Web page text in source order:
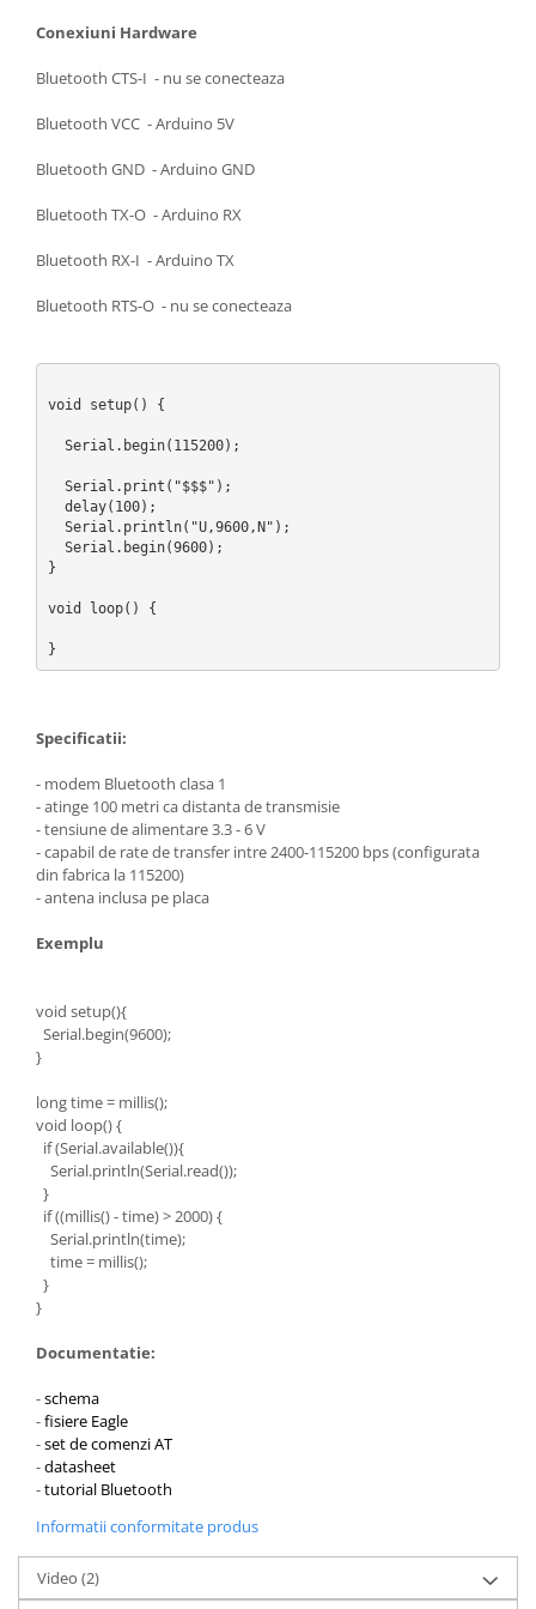
Conexiuni Hardware
Bluetooth CTS-I - nu se conecteaza
Bluetooth VCC - Arduino 5V
Bluetooth GND - Arduino GND
Bluetooth TX-O - Arduino RX
Bluetooth RX-I - Arduino TX
Bluetooth RTS-O - nu se conecteaza
void setup() {
  Serial.begin(115200);
  Serial.print("$$$");
  delay(100);
  Serial.println("U,9600,N");
  Serial.begin(9600);
}
void loop() {
Specificatii:
- modem Bluetooth clasa 1
- atinge 100 metri ca distanta de transmisie
- tensiune de alimentare 3.3 - 6 V
- capabil de rate de transfer intre 2400-115200 bps (configurata
din fabrica la 115200)
- antena inclusa pe placa
Exemplu
void setup(){
Serial.begin(9600);
}
long time = millis();
void loop() {
if (Serial.available()){
Serial.println(Serial.read());
}
if ((millis() - time) > 2000) {
Serial.println(time);
time = millis();
}
}
Documentatie:
-schema
-fisiere Eagle
-set de comenzi AT
-datasheet
-tutorial Bluetooth
Informatii conformitate produs
Video (2)